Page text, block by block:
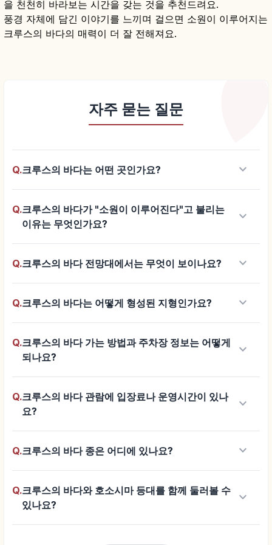
을 천천히 바라보는 시간을 갖는 것을 추천드려요.
풍경 자체에 담긴 이야기를 느끼며 걸으면 소원이 이루어지는
크루스의 바다의 매력이 더 잘 전해져요.
자주 묻는 질문
Q.크루스의 바다는 어떤 곳인가요? keyboard_arrow_down
Q.크루스의 바다가 "소원이 이루어진다"고 불리는
이유는 무엇인가요?
keyboard_arrow_down
Q.크루스의 바다 전망대에서는 무엇이 보이나요? keyboard_arrow_down
Q.크루스의 바다는 어떻게 형성된 지형인가요? keyboard_arrow_down
Q.크루스의 바다 가는 방법과 주차장 정보는 어떻게
되나요?
keyboard_arrow_down
Q.크루스의 바다 관람에 입장료나 운영시간이 있나
요?
keyboard_arrow_down
Q.크루스의 바다 종은 어디에 있나요? keyboard_arrow_down
Q.크루스의 바다와 호소시마 등대를 함께 둘러볼 수
있나요?
keyboard_arrow_down